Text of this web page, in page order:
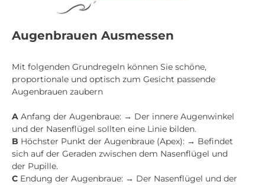
Augenbrauen Ausmessen
Mit folgenden Grundregeln können Sie schöne,
proportionale und optisch zum Gesicht passende
Augenbrauen zaubern
A Anfang der Augenbraue: → Der innere Augenwinkel
und der Nasenflügel sollten eine Linie bilden.
B Höchster Punkt der Augenbraue (Apex): → Befindet
sich auf der Geraden zwischen dem Nasenflügel und
der Pupille.
C Endung der Augenbraue: → Der Nasenflügel und der